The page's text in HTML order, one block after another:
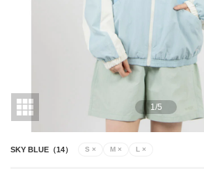
1/5
SKY BLUE（14） S × M × L ×